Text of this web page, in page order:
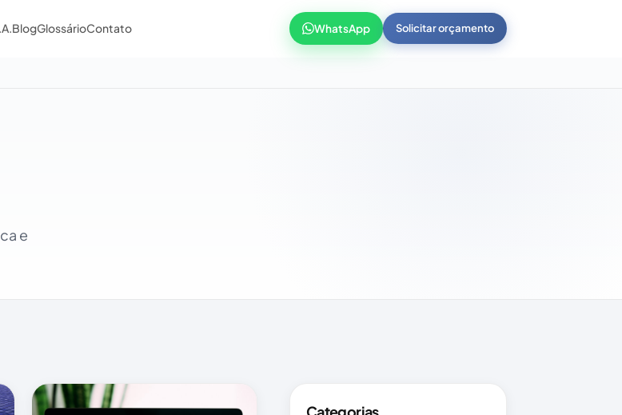
BlogGlossárioContato WhatsApp Solicitar orçamento
e